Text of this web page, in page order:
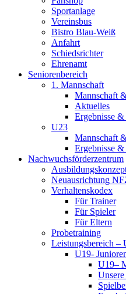
Sportanlage
Vereinsbus
Bistro Blau-Weiß
Anfahrt
Schiedsrichter
Ehrenamt
Seniorenbereich
1. Mannschaft
Mannschaft
Aktuelles
Ergebnisse
U23
Mannschaft
Ergebnisse
Nachwuchsförderzentrum
Neuausrichtung
Verhaltenskodex
Für Trainer
Für Spieler
Für Eltern
Probetraining
Leistungsbereich –
U19-
U19–